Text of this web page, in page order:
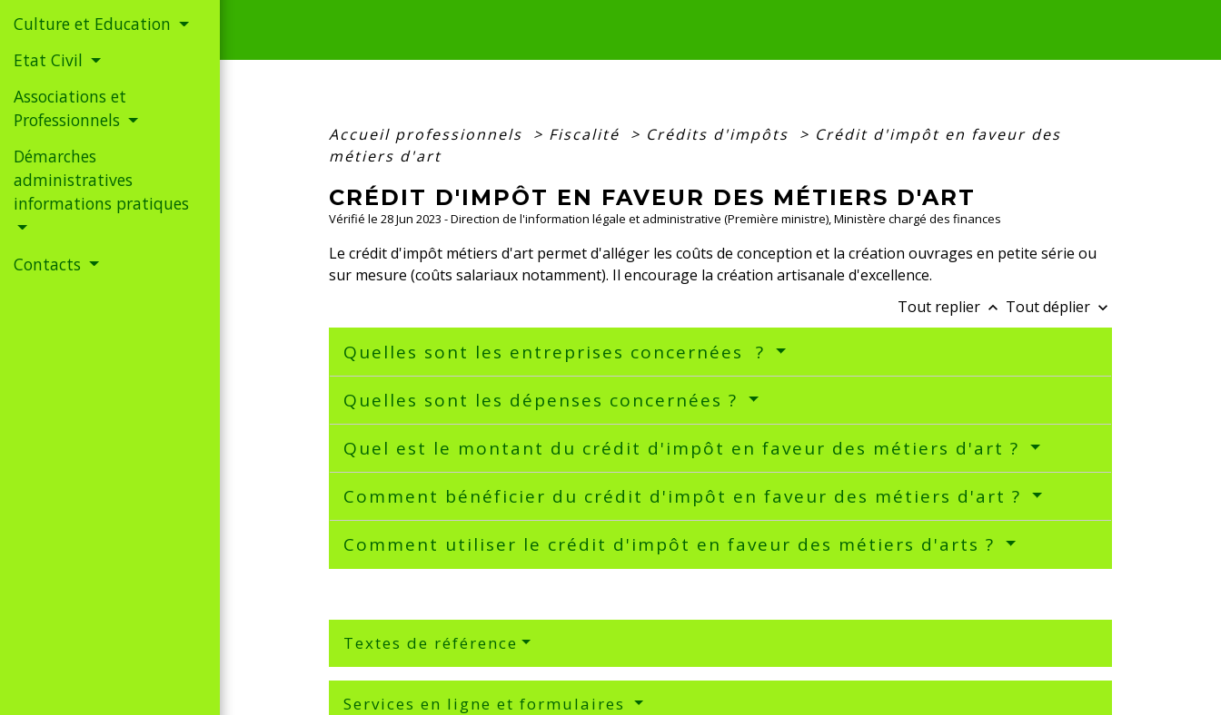
Culture et Education
Etat Civil
Associations et
Professionnels
Démarches
administratives
informations pratiques
Contacts
Accueil professionnels > Fiscalité > Crédits d'impôts > Crédit d'impôt en faveur des
métiers d'art
CRÉDIT D'IMPÔT EN FAVEUR DES MÉTIERS D'ART
Vérifié le 28 Jun 2023 - Direction de l'information légale et administrative (Première ministre), Ministère chargé des finances
Le crédit d'impôt métiers d'art permet d'alléger les coûts de conception et la création ouvrages en petite série ou
sur mesure (coûts salariaux notamment). Il encourage la création artisanale d'excellence.
Tout replier keyboard_arrow_up Tout déplier keyboard_arrow_down
Quelles sont les entreprises concernées ?
Quelles sont les dépenses concernées ?
Quel est le montant du crédit d'impôt en faveur des métiers d'art ?
Comment bénéficier du crédit d'impôt en faveur des métiers d'art ?
Comment utiliser le crédit d'impôt en faveur des métiers d'arts ?
Textes de référence
Services en ligne et formulaires